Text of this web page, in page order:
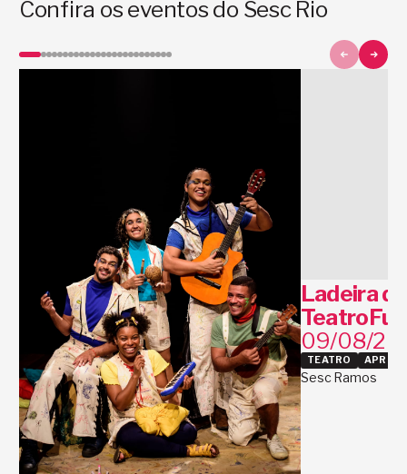
Confira os eventos do Sesc Rio
Ladeira
09/08/
TEATRO
Sesc Ramos